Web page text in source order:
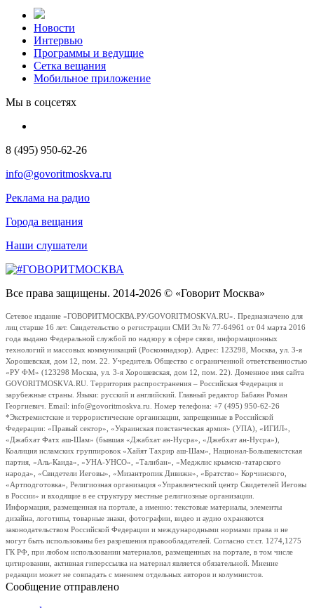
Новости
Интервью
Программы и ведущие
Сетка вещания
Мобильное приложение
Мы в соцсетях
8 (495) 950-62-26
info@govoritmoskva.ru
Реклама на радио
Города вещания
Наши слушатели
Все права защищены. 2014-2026 © «Говорит Москва»
Сетевое издание «ГОВОРИТМОСКВА.РУ/GOVORITMOSKVA.RU». Предназначено для
лиц старше 16 лет. Свидетельство о регистрации СМИ Эл № 77-64961 от 04 марта 2016
года выдано Федеральной службой по надзору в сфере связи, информационных
технологий и массовых коммуникаций (Роскомнадзор). Адрес: 123298, Москва, ул. 3-я
Хорошевская, дом 12, пом. 22. Учредитель Общество с ограниченной ответственностью
«РУ ФМ» (123298 Москва, ул. 3-я Хорошевская, дом 12, пом. 22). Доменное имя сайта
GOVORITMOSKVA.RU. Территория распространения – Российская Федерация и
зарубежные страны. Языки: русский и английский. Главный редактор Бабаян Роман
Георгиевич. Email: info@govoritmoskva.ru. Номер телефона: +7 (495) 950-62-26
*Экстремистские и террористические организации, запрещенные в Российской
Федерации: «Правый сектор», «Украинская повстанческая армия» (УПА), «ИГИЛ»,
«Джабхат Фатх аш-Шам» (бывшая «Джабхат ан-Нусра», «Джебхат ан-Нусра»),
Коалиция исламских группировок «Хайят Тахрир аш-Шам», Национал-Большевистская
партия, «Аль-Каида», «УНА-УНСО», «Талибан», «Меджлис крымско-татарского
народа», «Свидетели Иеговы», «Мизантропик Дивижн», «Братство» Корчинского,
«Артподготовка», Религиозная организация «Управленческий центр Свидетелей Иеговы
в России» и входящие в ее структуру местные религиозные организации.
Информация, размещенная на портале, а именно: текстовые материалы, элементы
дизайна, логотипы, товарные знаки, фотографии, видео и аудио охраняются
законодательством Российской Федерации и международными нормами права и не
могут быть использованы без разрешения правообладателей. Согласно ст.ст. 1274,1275
ГК РФ, при любом использовании материалов, размещенных на портале, в том числе
цитировании, активная гиперссылка на материал является обязательной. Мнение
редакции может не совпадать с мнением отдельных авторов и колумнистов.
Сообщение отправлено